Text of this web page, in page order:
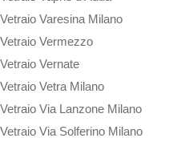
Vetraio Varesina Milano
Vetraio Vermezzo
Vetraio Vernate
Vetraio Vetra Milano
Vetraio Via Lanzone Milano
Vetraio Via Solferino Milano